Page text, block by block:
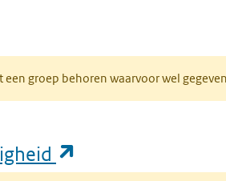
groep behoren waarvoor wel